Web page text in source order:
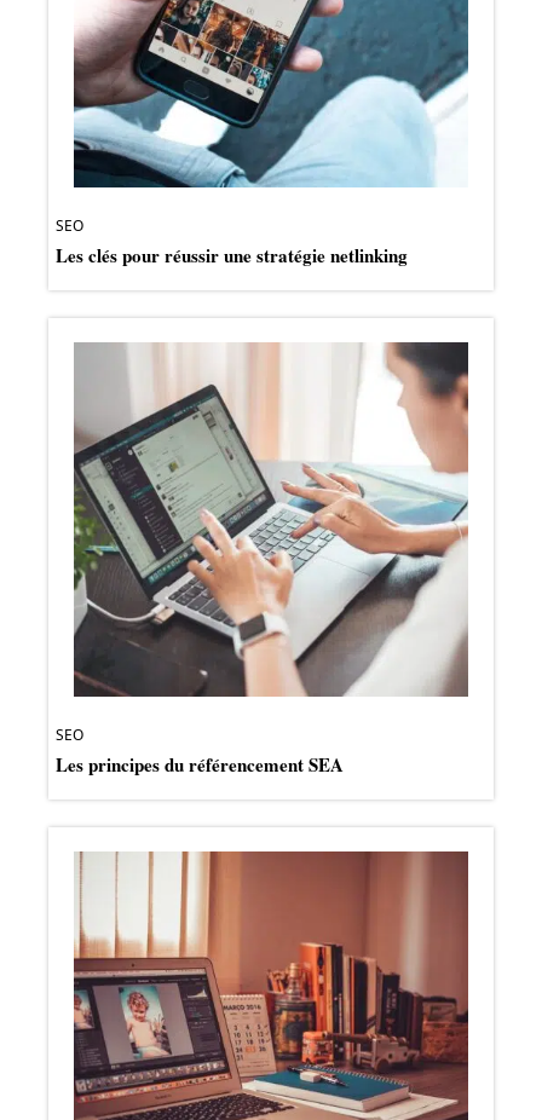
SEO
Les clés pour réussir une stratégie netlinking
SEO
Les principes du référencement SEA